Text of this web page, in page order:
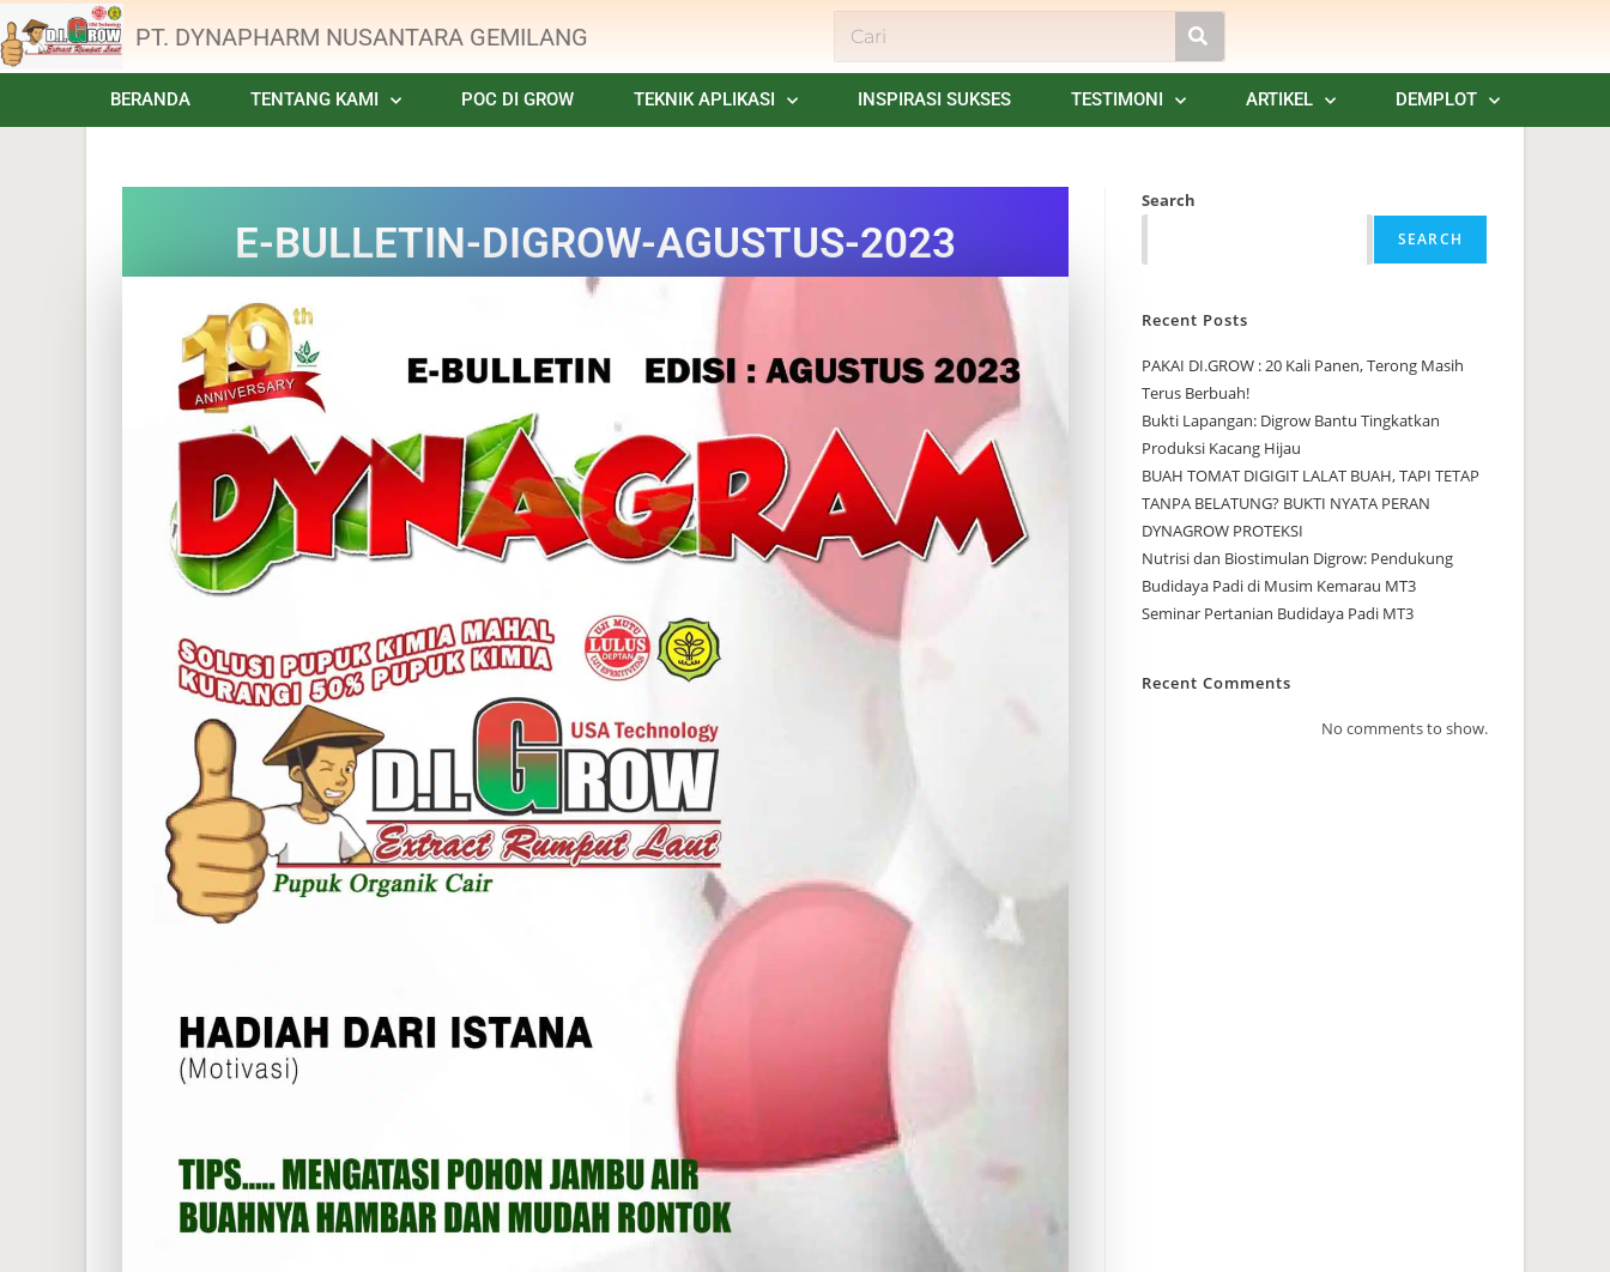
PT. DYNAPHARM NUSANTARA GEMILANG
BERANDA TENTANG KAMI POC DI GROW TEKNIK APLIKASI INSPIRASI SUKSES TESTIMONI ARTIKEL DEMPLOT
E-BULLETIN-DIGROW-AGUSTUS-2023
Search
SEARCH
Recent Posts
PAKAI DI.GROW : 20 Kali Panen, Terong Masih
Terus Berbuah!
Bukti Lapangan: Digrow Bantu Tingkatkan
Produksi Kacang Hijau
BUAH TOMAT DIGIGIT LALAT BUAH, TAPI TETAP
TANPA BELATUNG? BUKTI NYATA PERAN
DYNAGROW PROTEKSI
Nutrisi dan Biostimulan Digrow: Pendukung
Budidaya Padi di Musim Kemarau MT3
Seminar Pertanian Budidaya Padi MT3
Recent Comments
No comments to show.